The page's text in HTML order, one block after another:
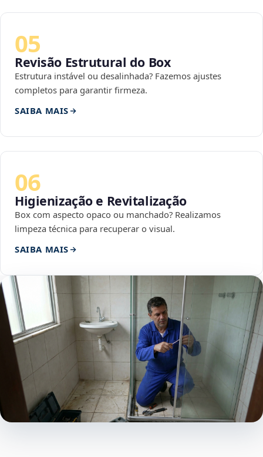
05
Revisão Estrutural do Box
Estrutura instável ou desalinhada? Fazemos ajustes
completos para garantir firmeza.
SAIBA MAIS
06
Higienização e Revitalização
Box com aspecto opaco ou manchado? Realizamos
limpeza técnica para recuperar o visual.
SAIBA MAIS